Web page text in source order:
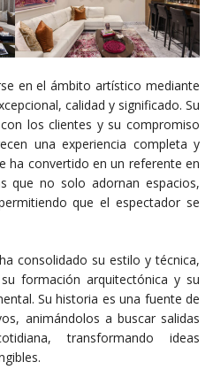
en el ámbito artístico mediante
calidad y significado. Su
los clientes y su compromiso
una experiencia completa y
ha convertido en un referente en
que no solo adornan espacios,
que el espectador se
consolidado su estilo y técnica,
formación arquitectónica y su
Su historia es una fuente de
animándolos a buscar salidas
transformando ideas